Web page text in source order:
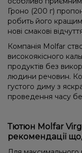
Гроно (200 г)
робить його
нові смакові
Компанія Molfar
високоякісного
продуктів без
людини речовин.
густого диму з
проведення часу
Тютюн Molfar
рекомендації